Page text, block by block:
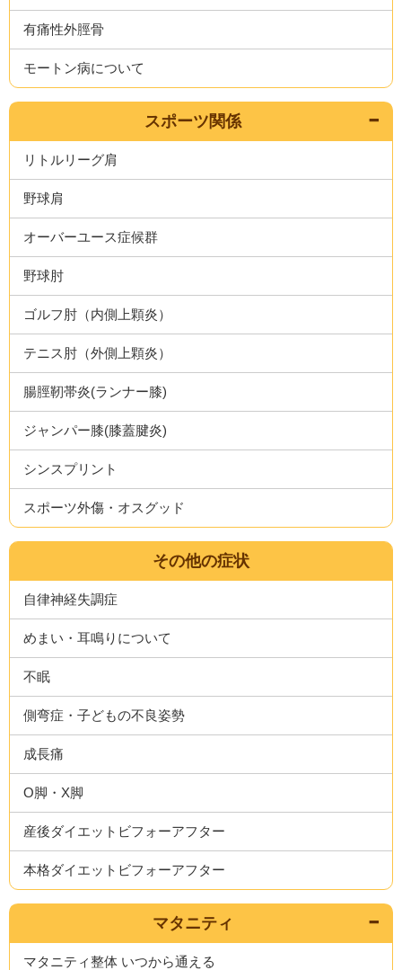
有痛性外脛骨
モートン病について
スポーツ関係
リトルリーグ肩
野球肩
オーバーユース症候群
野球肘
ゴルフ肘（内側上顆炎）
テニス肘（外側上顆炎）
腸脛靭帯炎(ランナー膝)
ジャンパー膝(膝蓋腱炎)
シンスプリント
スポーツ外傷・オスグッド
その他の症状
自律神経失調症
めまい・耳鳴りについて
不眠
側弯症・子どもの不良姿勢
成長痛
O脚・X脚
産後ダイエットビフォーアフター
本格ダイエットビフォーアフター
マタニティ
マタニティ整体 いつから通える